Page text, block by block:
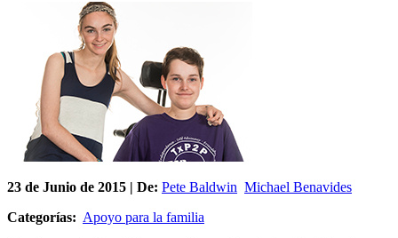
23 de Junio de 2015 | De: Pete Baldwin Michael Benavides
Categorías: Apoyo para la familia